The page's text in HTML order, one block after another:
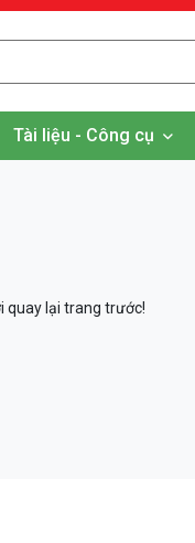
Tài liệu - Công cụ
quay lại trang trước!